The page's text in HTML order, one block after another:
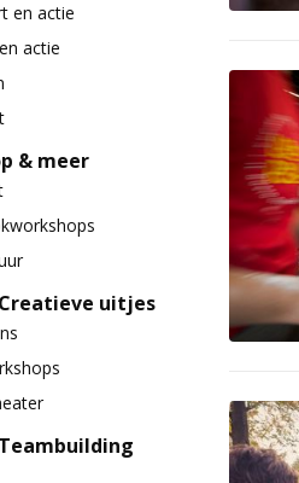
en actie
actie
& meer
uitjes